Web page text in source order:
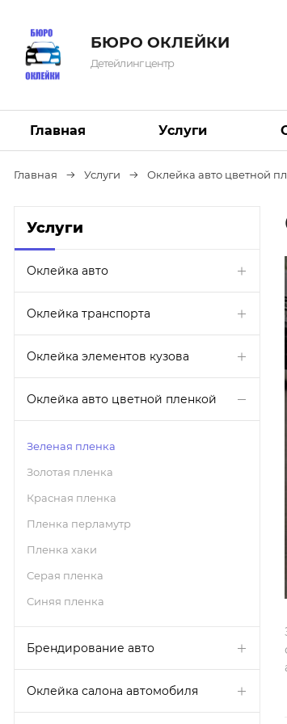
БЮРО ОКЛЕЙКИ
Детейлинг центр
Главная Услуги
Главная Услуги Оклейка авто цветной
Услуги
Оклейка авто
Оклейка транспорта
Оклейка элементов кузова
Оклейка авто цветной пленкой
Зеленая пленка
Золотая пленка
Красная пленка
Пленка перламутр
Пленка хаки
Серая пленка
Синяя пленка
Брендирование авто
Оклейка салона автомобиля